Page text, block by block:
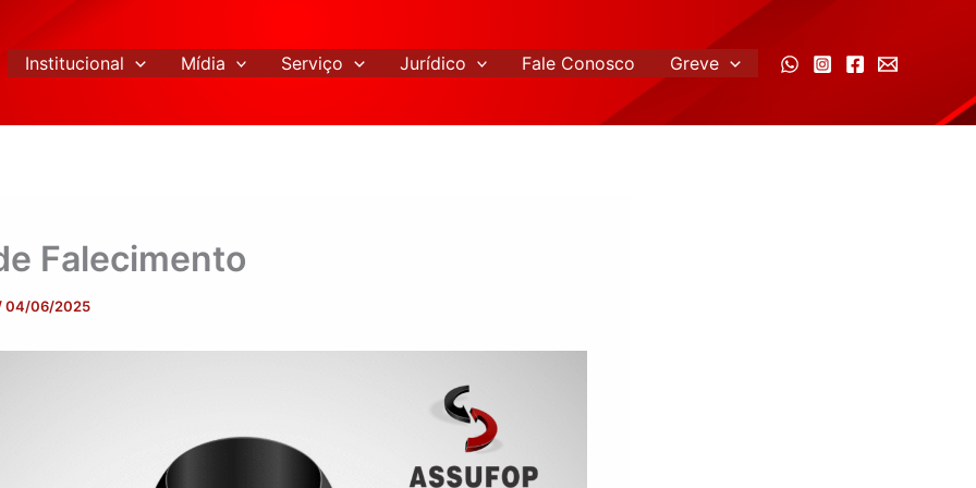
Institucional Mídia Serviço Jurídico Fale Conosco Greve
Falecimento
04/06/2025